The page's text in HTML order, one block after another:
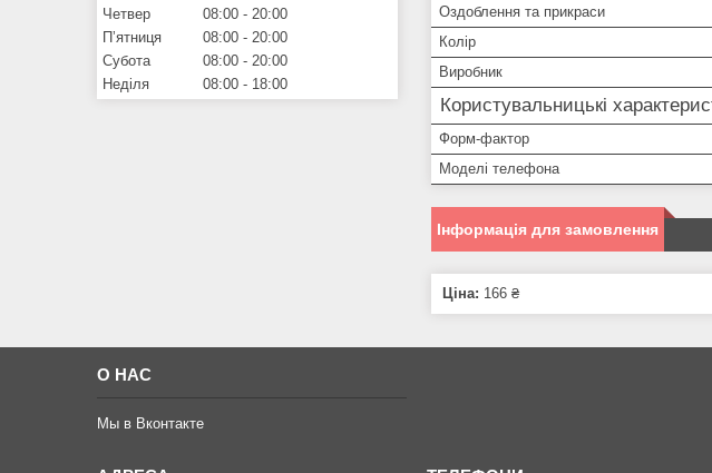
Оздоблення та прикраси
Колір
Виробник
Користувальницькі
Форм-фактор
Моделі телефона
Інформація для замовлення
Ціна: 166 ₴
Четвер
08:00
20:00
Пʼятниця
08:00
20:00
Субота
08:00
20:00
Неділя
08:00 18:00
О НАС
Мы в Вконтакте